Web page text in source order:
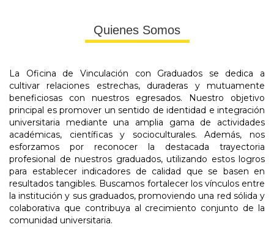
Quienes Somos
La Oficina de Vinculación con Graduados se dedica a
cultivar relaciones estrechas, duraderas y mutuamente
beneficiosas con nuestros egresados. Nuestro objetivo
principal es promover un sentido de identidad e integración
universitaria mediante una amplia gama de actividades
académicas, científicas y socioculturales. Además, nos
esforzamos por reconocer la destacada trayectoria
profesional de nuestros graduados, utilizando estos logros
para establecer indicadores de calidad que se basen en
resultados tangibles. Buscamos fortalecer los vínculos entre
la institución y sus graduados, promoviendo una red sólida y
colaborativa que contribuya al crecimiento conjunto de la
comunidad universitaria.